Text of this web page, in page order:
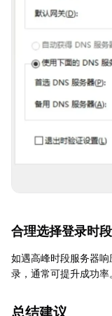
合理选择登录时段
如遇高峰时段服务器
录，通常可提升成功率
总结建议